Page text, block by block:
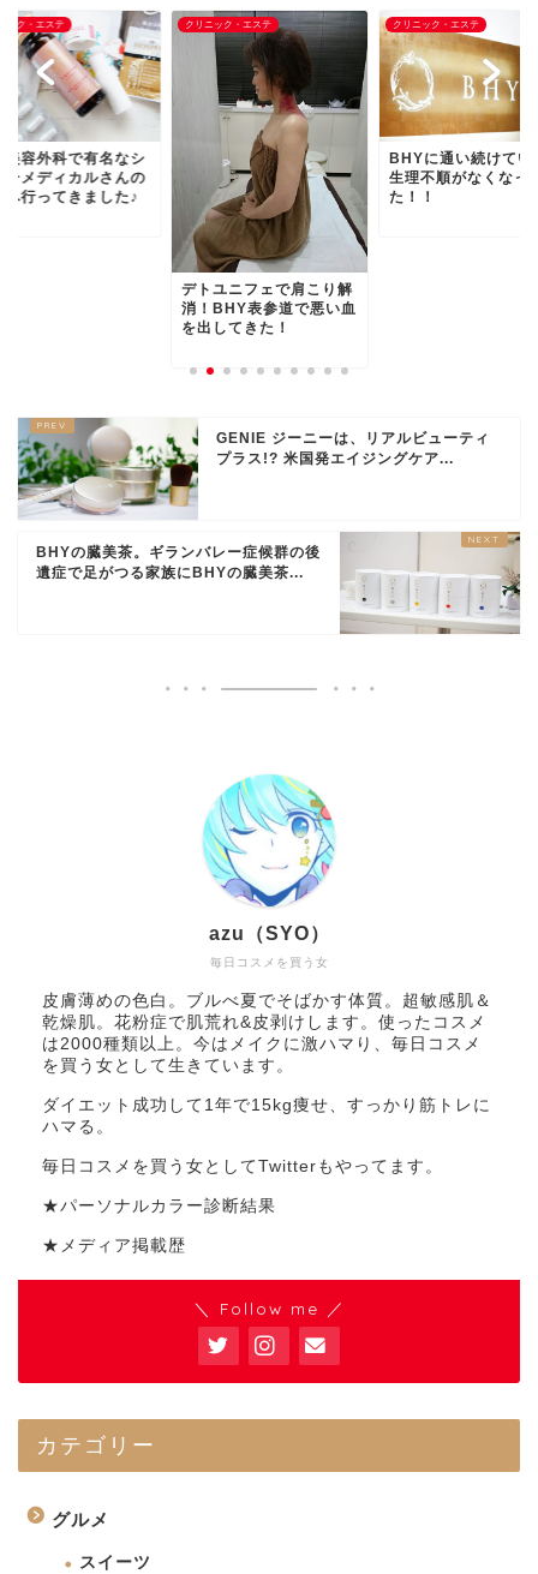
ック・エステ クリニック・エステ
BHYに通い続けていたら
生理不順がなくなっ
た！！
クリニック・エステ
「理由はないのに調
悪い、病院でも悪い
ない」と悩んだ時に
GENIE ジーニーは、リアルビューティ
プラス!? 米国発エイジングケア...
BHYの臓美茶。ギランバレー症候群の後
遺症で足がつる家族にBHYの臓美茶...
毎日コスメを買う女
azu（SYO）
皮膚薄めの色白。ブルべ夏でそばかす体質。超敏感肌＆
乾燥肌。花粉症で肌荒れ&皮剥けします。使ったコスメ
は2000種類以上。今はメイクに激ハマり、毎日コスメ
を買う女として生きています。
ダイエット成功して1年で15kg痩せ、すっかり筋トレに
ハマる。
毎日コスメを買う女としてTwitterもやってます。
★パーソナルカラー診断結果
★メディア掲載歴
＼ Follow me ／
カテゴリー
グルメ
スイーツ